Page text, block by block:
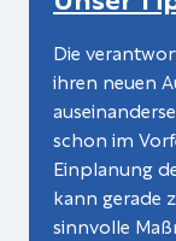
Die
ihren neuen
schon im
Einplanung
kann gerade
sinnvolle